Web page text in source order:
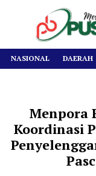
NASIONAL DAERAH
Menpora
Koordinasi